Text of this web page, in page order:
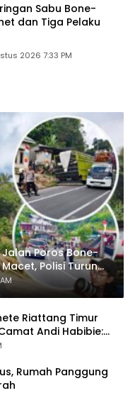
Sabu Bone-
dan Tiga Pelaku
2026 7:33 PM
Jalan Poros Bone-
Polisi Turun
Riattang Timur
Andi Habibie:
Baik Saja
Rumah Panggung